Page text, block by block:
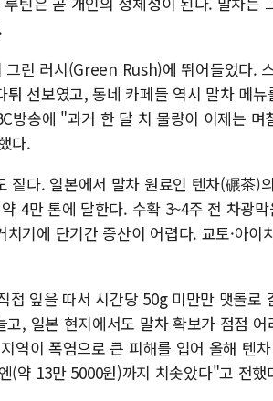
린 러시(Green Rush)에 뛰어들었다.
선보였고, 동네 카페들 역시 말차 메
방송에 "과거 한 달 치 물량이 이제는 며
다.
짙다. 일본에서 말차 원료인 텐차(碾茶)
4만 톤에 달한다. 수확 3~4주 전 차광
기에 단기간 증산이 어렵다. 교토·아이
접 잎을 따서 시간당 50g 미만만 맷돌로
, 일본 현지에서도 말차 확보가 점점
역이 폭염으로 큰 피해를 입어 올해 텐
(약 13만 5000원)까지 치솟았다"고 전했